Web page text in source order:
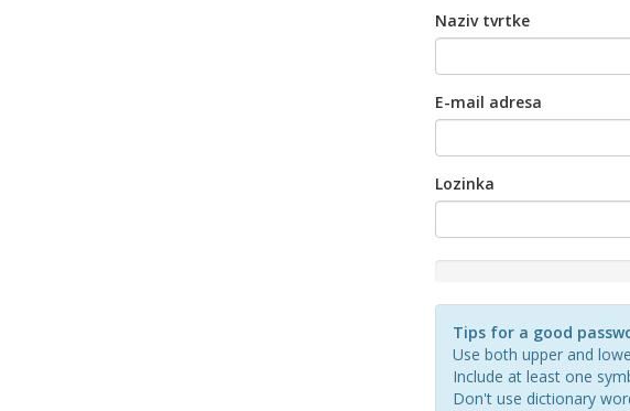
Naziv tvrtke
E-mail adresa
Lozinka
Rating:
Tips for a good
Use both upper and
Include at least one
Don't use dictionary